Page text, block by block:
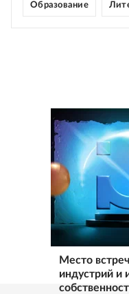
Образование
Место
индустрий и